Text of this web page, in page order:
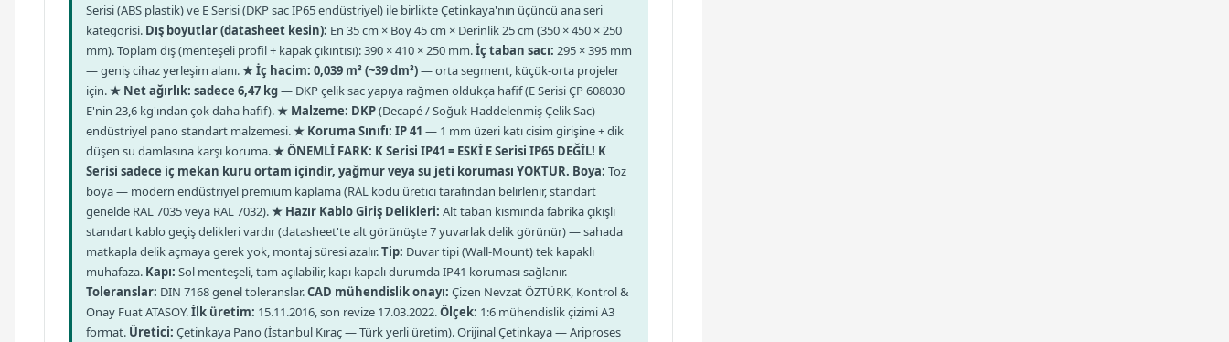
Serisi (ABS plastik) ve E Serisi (DKP sac IP65 endüstriyel) ile birlikte Çetinkaya'nın üçüncü ana seri
kategorisi. Dış boyutlar (datasheet kesin): En 35 cm × Boy 45 cm × Derinlik 25 cm (350 × 450 × 250
mm). Toplam dış (menteşeli profil + kapak çıkıntısı): 390 × 410 × 250 mm.İç taban sacı: 295 × 395 mm
— geniş cihaz yerleşim alanı.★ İç hacim: 0,039 m³ (~39 dm³)— orta segment, küçük-orta projeler
için.★ Net ağırlık: sadece 6,47 kg— DKP çelik sac yapıya rağmen oldukça hafif (E Serisi ÇP 608030
E'nin 23,6 kg'ından çok daha hafif).★ Malzeme: DKP(Decapé / Soğuk Haddelenmiş Çelik Sac) —
endüstriyel pano standart malzemesi.★ Koruma Sınıfı: IP 41 — 1 mm üzeri katı cisim girişine + dik
düşen su damlasına karşı koruma.★ ÖNEMLİ FARK: K Serisi IP41 = ESKİ E Serisi IP65 DEĞİL! K
Serisi sadece iç mekan kuru ortam içindir, yağmur veya su jeti koruması YOKTUR. Boya: Toz
boya — modern endüstriyel premium kaplama (RAL kodu üretici tarafından belirlenir, standart
genelde RAL 7035 veya RAL 7032).★ Hazır Kablo Giriş Delikleri: Alt taban kısmında fabrika çıkışlı
standart kablo geçiş delikleri vardır (datasheet'te alt görünüşte 7 yuvarlak delik görünür) — sahada
matkapla delik açmaya gerek yok, montaj süresi azalır.Tip: Duvar tipi (Wall-Mount) tek kapaklı
muhafaza. Kapı: Sol menteşeli, tam açılabilir, kapı kapalı durumda IP41 koruması sağlanır.
Toleranslar: DIN 7168 genel toleranslar.CAD mühendislik onayı: Çizen Nevzat ÖZTÜRK, Kontrol &
Onay Fuat ATASOY.İlk üretim: 15.11.2016, son revize 17.03.2022.Ölçek: 1:6 mühendislik çizimi A3
format. Üretici: Çetinkaya Pano (İstanbul Kıraç — Türk yerli üretim). Orijinal Çetinkaya — Ariproses